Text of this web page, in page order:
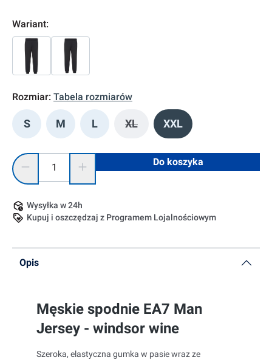
Wariant:
Rozmiar: Tabela rozmiarów
S M L XL(Ta opcja jest obecnie
XXL
Ilość produktu: Wprowadź żądaną ilość lub użyj
Do koszyka
Wysyłka w 24h
Kupuj i oszczędzaj z Programem Lojalnościowym
Opis
Męskie spodnie EA7 Man
Jersey - windsor wine
Szeroka, elastyczna gumka w pasie wraz ze